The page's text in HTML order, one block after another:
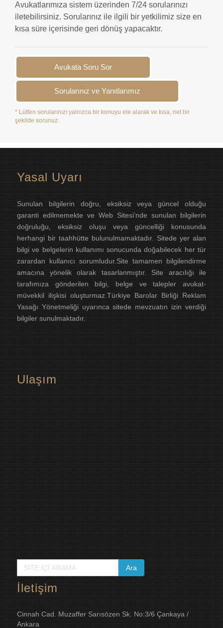
Avukatlarımıza sistem üzerinden 7/24 sorularınızı
iletebilirsiniz. Sorularınız ile ilgili bir yetkilimiz size en
kısa süre içerisinde geri dönüş yapacaktır.
Avukata Soru Sor
Sorularınız ve Yanıtlarımız
* Lütfen sorularınızı yalnızca bir konuyu ele alarak ve kısa, net bir
şekilde sorunuz.
Yasal Uyarı
Sunulan bilgilerin doğru, eksiksiz veya güncel olduğu
garanti edilmemekte ve Web Sitesi’nde sunulan bilgilerin
doğruluğu, eksiksiz oluşu veya güncelliği konusunda
herhangi bir taahhütte bulunulmamaktadır. Sitede yer alan
bilgi ve belgelerin kullanımı sonucunda doğabilecek her tür
zarardan kullanıcı sorumludur.Site tamamen bilgilendirme
amacına yönelik olarak tasarlanmıştır. Site aracılığı ile
tarafımıza gönderilen bilgi, belge ve talepler avukat-
müvekkil ilişkisi oluşturmaz.Türkiye Barolar Birliği Reklam
Yasağı Yönetmeliği uyarınca sitede mevzuatın izin verdiği
bilgiler sunulmaktadır.
Ulaşım
İletişim
Cinnah Cad. Muzaffer Sarısözen Sk. No:3/6 Çankaya /
Ankara